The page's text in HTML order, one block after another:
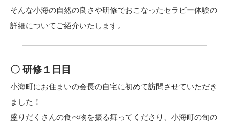
そんな小海の自然の良さや研修でおこなったセラピー体験の
詳細についてご紹介いたします。
〇 研修１日目
小海町にお住まいの会長の自宅に初めて訪問させていただき
ました！
盛りだくさんの食べ物を振る舞ってくださり、小海町の旬の